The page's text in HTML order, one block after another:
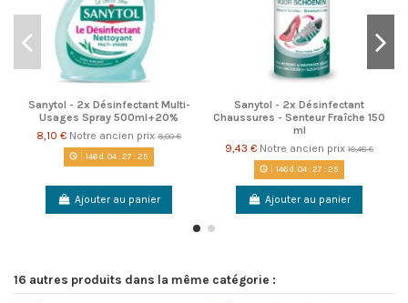
Sanytol - 2x Désinfectant Multi-
Usages Spray 500ml+20%
8,10 € Notre ancien prix 9,00 €
146d.04:27 :24
Ajouter au panier
Sanytol - 2x Désinfectant
Chaussures - Senteur Fraîche 150
ml
9,43 € Notre ancien prix 10,48 €
146d.04:27 :24
Ajouter au panier
16 autres produits dans la même catégorie :